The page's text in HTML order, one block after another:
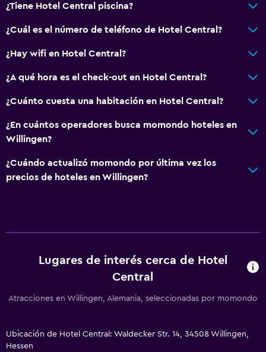
Salas de conferencia
Caja fuerte
Mostrador de información turística
Comedor
Minibar
Restaurante
Bar/lounge
Limpieza diaria
Caja fuerte
¿Tiene Hotel Central piscina?
¿Cuál es el número de teléfono de Hotel Central?
¿Hay wifi en Hotel Central?
¿A qué hora es el check-out en Hotel Central?
¿Cuánto cuesta una habitación en Hotel Central?
¿En cuántos operadores busca momondo hoteles en
Willingen?
¿Cuándo actualizó momondo por última vez los
precios de hoteles en Willingen?
Lugares de interés cerca de Hotel
Central
Atracciones en Willingen, Alemania, seleccionadas por momondo
Ubicación de Hotel Central: Waldecker Str. 14, 34508 Willingen,
Hessen